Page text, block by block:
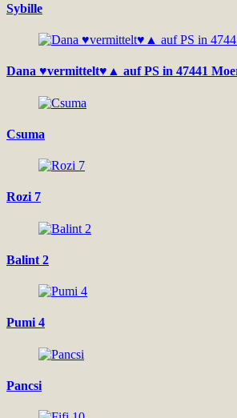
Sybille
Dana ♥vermittelt♥▲ auf PS in 47441
Csuma
Rozi 7
Balint 2
Pumi 4
Pancsi